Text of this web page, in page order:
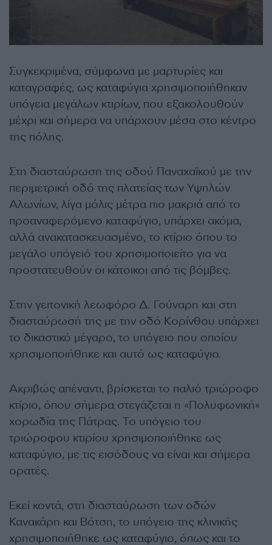
Συγκεκριμένα, σύμφωνα με μαρτυρίες και
καταγραφές, ως καταφύγια χρησιμοποιήθηκαν
υπόγεια μεγάλων κτιρίων, που εξακολουθούν
μέχρι και σήμερα να υπάρχουν μέσα στο κέντρο
της πόλης.
Στη διασταύρωση της οδού Παναχαϊκού με την
περιμετρική οδό της πλατείας των Υψηλών
Αλωνίων, λίγα μόλις μέτρα πιο μακριά από το
προαναφερόμενο καταφύγιο, υπάρχει ακόμα,
αλλά ανακατασκευασμένο, το κτίριο όπου το
μεγάλο υπόγειό του χρησιμοποιείτο για να
προστατευθούν οι κάτοικοι από τις βόμβες.
Στην γειτονική λεωφόρο Δ. Γούναρη και στη
διασταύρωσή της με την οδό Κορίνθου υπάρχει
το δικαστικό μέγαρο, το υπόγειο που οποίου
χρησιμοποιήθηκε και αυτό ως καταφύγιο.
Ακριβώς απέναντι, βρίσκεται το παλιό τριώροφο
κτίριο, όπου σήμερα στεγάζεται η «Πολυφωνική»
χορωδία της Πάτρας. Το υπόγειο του
τριώροφου κτιρίου χρησιμοποιήθηκε ως
καταφύγιο, με τις εισόδους να είναι και σήμερα
ορατές.
Εκεί κοντά, στη διασταύρωση των οδών
Κανακάρη και Βότση, το υπόγειο της κλινικής
χρησιμοποιήθηκε ως καταφύγιο, όπως και το